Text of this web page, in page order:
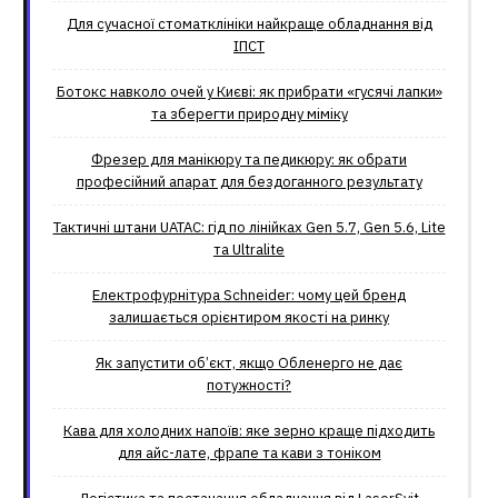
Для сучасної стоматклініки найкраще обладнання від
ІПСТ
Ботокс навколо очей у Києві: як прибрати «гусячі лапки»
та зберегти природну міміку
Фрезер для манікюру та педикюру: як обрати
професійний апарат для бездоганного результату
Тактичні штани UATAC: гід по лінійках Gen 5.7, Gen 5.6, Lite
та Ultralite
Електрофурнітура Schneider: чому цей бренд
залишається орієнтиром якості на ринку
Як запустити об’єкт, якщо Обленерго не дає
потужності?
Кава для холодних напоїв: яке зерно краще підходить
для айс-лате, фрапе та кави з тоніком